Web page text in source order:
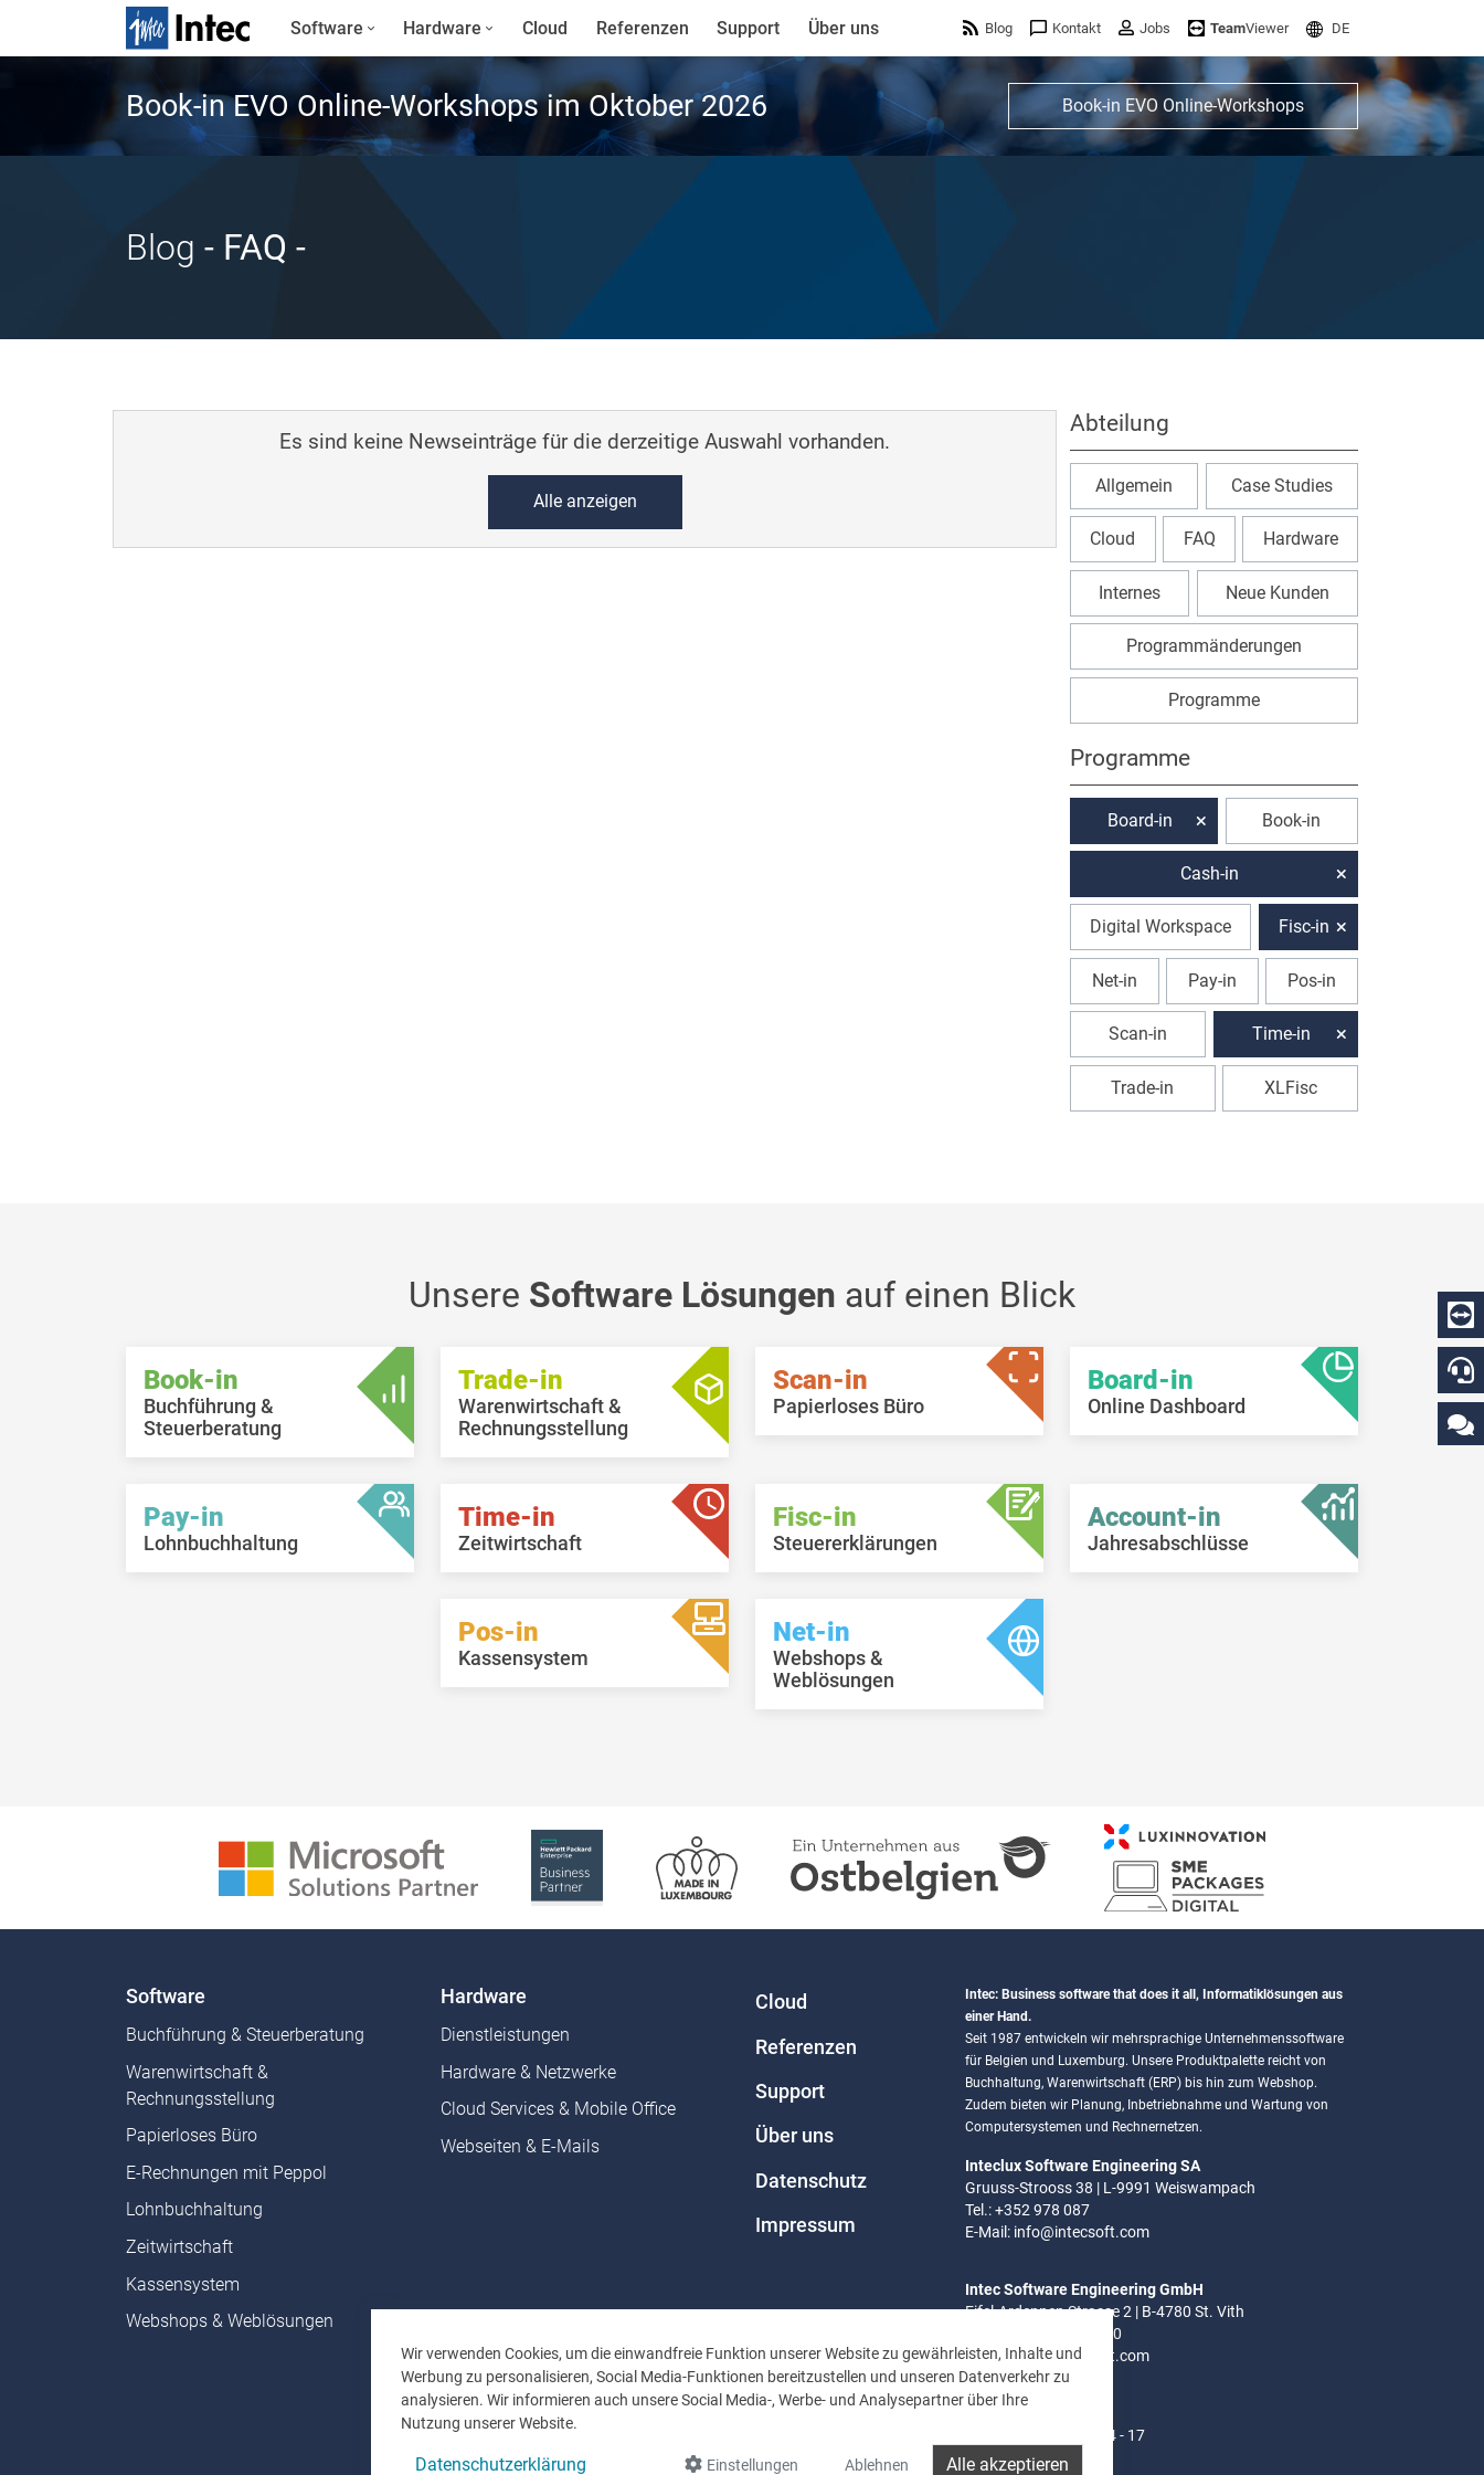
Wir verwenden Cookies, um die einwandfreie Funktion unserer Website zu gewährleisten, Inhalte und
Werbung zu personalisieren, Social Media-Funktionen bereitzustellen und unseren Datenverkehr zu
analysieren. Wir informieren auch unsere Social Media-, Werbe- und Analysepartner über Ihre
Nutzung unserer Website.
Datenschutzerklärung Einstellungen Ablehnen Alle akzeptieren
Software Hardware Cloud Referenzen Support Über uns Blog Kontakt Jobs TeamViewer DE
Book-in EVO Online-Workshops im Oktober 2026 Book-in EVO Online-Workshops
Blog - FAQ -
Es sind keine Newseinträge für die derzeitige Auswahl vorhanden.
Alle anzeigen
Abteilung
Allgemein Case Studies
Cloud FAQ Hardware
Internes Neue Kunden
Programmänderungen
Programme
Programme
Board-in Book-in
Cash-in
Digital Workspace Fisc-in
Net-in Pay-in Pos-in
Scan-in Time-in
Trade-in XLFisc
Unsere Software Lösungen auf einen Blick
Book-in
Buchführung &
Steuerberatung
Trade-in
Warenwirtschaft &
Rechnungsstellung
Scan-in
Papierloses Büro
Board-in
Online Dashboard
Pay-in
Lohnbuchhaltung
Time-in
Zeitwirtschaft
Fisc-in
Steuererklärungen
Account-in
Jahresabschlüsse
Pos-in
Kassensystem
Net-in
Webshops &
Weblösungen
Software
Buchführung & Steuerberatung
Warenwirtschaft &
Rechnungsstellung
Papierloses Büro
E-Rechnungen mit Peppol
Lohnbuchhaltung
Zeitwirtschaft
Kassensystem
Webshops & Weblösungen
Hardware
Dienstleistungen
Hardware & Netzwerke
Cloud Services & Mobile Office
Webseiten & E-Mails
Cloud
Referenzen
Support
Über uns
Datenschutz
Impressum
Intec: Business software that does it all, Informatiklösungen aus
einer Hand.
Seit 1987 entwickeln wir mehrsprachige Unternehmenssoftware
für Belgien und Luxemburg. Unsere Produktpalette reicht von
Buchhaltung, Warenwirtschaft (ERP) bis hin zum Webshop.
Zudem bieten wir Planung, Inbetriebnahme und Wartung von
Computersystemen und Rechnernetzen.
Inteclux Software Engineering SA
Gruuss-Strooss 38 | L-9991 Weiswampach
Tel.: +352 978 087
E-Mail: info@intecsoft.com
Intec Software Engineering GmbH
Eifel-Ardennen Strasse 2 | B-4780 St. Vith
Tel.: +32 (0)80 280 080
E-Mail:info@intecsoft.com
Mo - Do: 8 - 12 Uhr | 14 - 17
Uhr